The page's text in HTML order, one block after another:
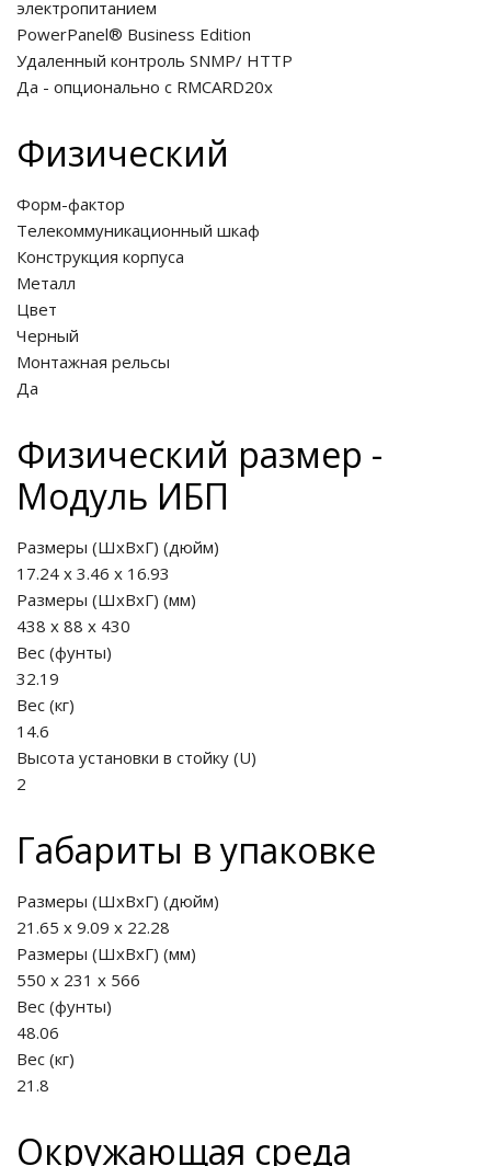
электропитанием
PowerPanel® Business Edition
Удаленный контроль SNMP/ HTTP
Да - опционально с RMCARD20x
Физический
Форм-фактор
Телекоммуникационный шкаф
Конструкция корпуса
Металл
Цвет
Черный
Монтажная рельсы
Да
Физический размер -
Модуль ИБП
Размеры (ШхВхГ) (дюйм)
17.24 x 3.46 x 16.93
Размеры (ШхВхГ) (мм)
438 x 88 x 430
Вес (фунты)
32.19
Вес (кг)
14.6
Высота установки в стойку (U)
2
Габариты в упаковке
Размеры (ШхВхГ) (дюйм)
21.65 x 9.09 x 22.28
Размеры (ШхВхГ) (мм)
550 x 231 x 566
Вес (фунты)
48.06
Вес (кг)
21.8
Окружающая среда